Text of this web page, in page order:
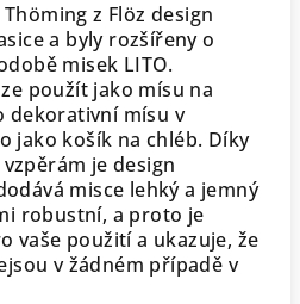
z Flöz design
a byly rozšířeny o
misek LITO.
použít jako mísu na
dekorativní mísu v
jako košík na chléb. Díky
je design
misce lehký a jemný
robustní, a proto je
vaše použití a ukazuje, že
v žádném případě v